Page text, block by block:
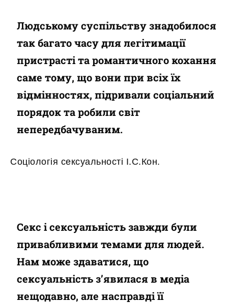
Людському суспільству знадобилося
так багато часу для легітимації
пристрасті та романтичного кохання
саме тому, що вони при всіх їх
відмінностях, підривали соціальний
порядок та робили світ
непередбачуваним.
Соціологія сексуальності І.С.Кон.
Секс і сексуальність завжди були
привабливими темами для людей.
Нам може здаватися, що
сексуальність з’явилася в медіа
нещодавно, але насправді її